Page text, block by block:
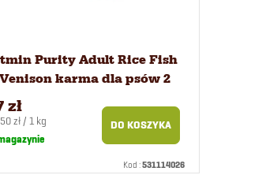
Purity Adult Rice Fish
karma dla psów 2
zł
zł / 1 kg DO KOSZYKA
Kod :531114026